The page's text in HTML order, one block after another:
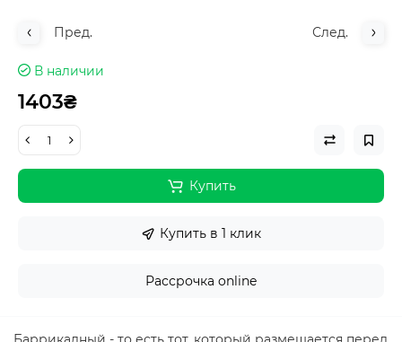
Пред. След.
В наличии
1403₴
Купить
Купить в 1 клик
Рассрочка online